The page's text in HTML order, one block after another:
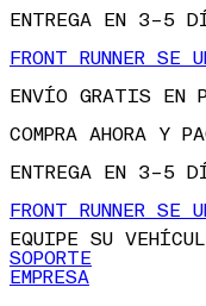
FRONT RUNNER SE
ENVÍO GRATIS EN
COMPRA AHORA Y
ENTREGA EN 3–5
FRONT RUNNER SE
EQUIPE SU
SOPORTE
EMPRESA